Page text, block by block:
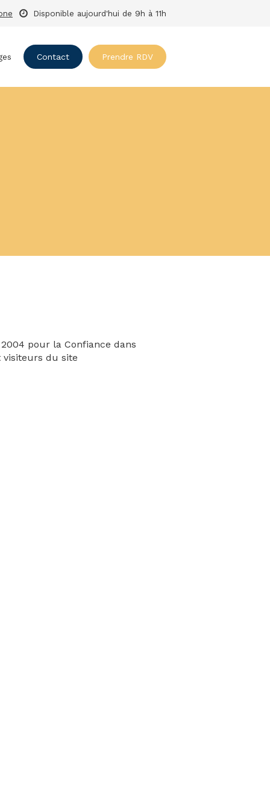
Disponible aujourd'hui de 9h à 11h
Contact Prendre RDV
pour la Confiance dans
visiteurs du site